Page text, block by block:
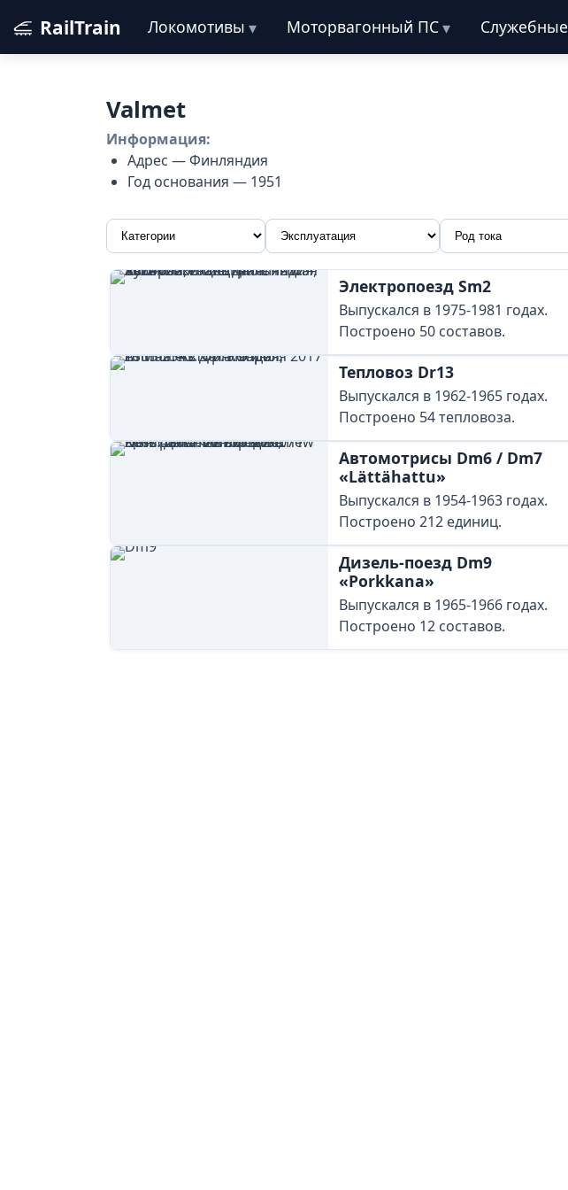
RailTrain Локомотивы Моторвагонный ПС Служебные
Valmet
Информация:
Адрес — Финляндия
Год основания — 1951
Электропоезд Sm2
Выпускался в 1975-1981 годах.
Построено 50 составов.
Тепловоз Dr13
Выпускался в 1962-1965 годах.
Построено 54 тепловоза.
Автомотрисы Dm6 / Dm7
«Lättähattu»
Выпускался в 1954-1963 годах.
Построено 212 единиц.
Дизель-поезд Dm9
«Porkkana»
Выпускался в 1965-1966 годах.
Построено 12 составов.